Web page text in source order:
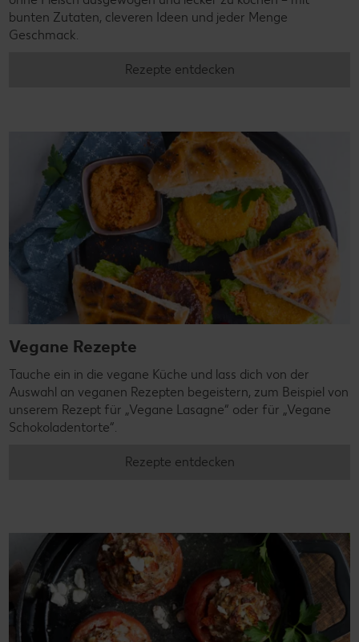
bunten Zutaten, cleveren Ideen und jeder Menge
Geschmack.
Rezepte entdecken
Vegane Rezepte
Tauche ein in die vegane Küche und lass dich von der
Auswahl an veganen Rezepten begeistern, zum Beispiel von
unserem Rezept für „Vegane Lasagne“ oder für „Vegane
Schokoladentorte“.
Rezepte entdecken